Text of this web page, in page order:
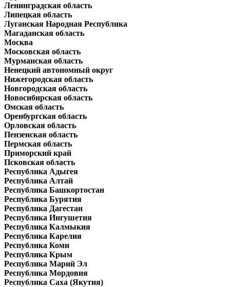
Ленинградская область
Липецкая область
Луганская Народная Республика
Магаданская область
Москва
Московская область
Мурманская область
Ненецкий автономный округ
Нижегородская область
Новгородская область
Новосибирская область
Омская область
Оренбургская область
Орловская область
Пензенская область
Пермская область
Приморский край
Псковская область
Республика Адыгея
Республика Алтай
Республика Башкортостан
Республика Бурятия
Республика Дагестан
Республика Ингушетия
Республика Калмыкия
Республика Карелия
Республика Коми
Республика Крым
Республика Марий Эл
Республика Мордовия
Республика Саха (Якутия)